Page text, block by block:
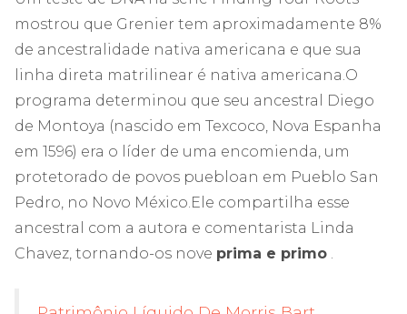
mostrou que Grenier tem aproximadamente 8%
de ancestralidade nativa americana e que sua
linha direta matrilinear é nativa americana. O
programa determinou que seu ancestral Diego
de Montoya (nascido em Texcoco, Nova Espanha
em 1596) era o líder de uma encomienda, um
protetorado de povos puebloan em Pueblo San
Pedro, no Novo México. Ele compartilha esse
ancestral com a autora e comentarista Linda
Chavez, tornando-os nove prima e primo